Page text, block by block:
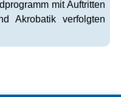
mit Auftritten
Akrobatik verfolgten